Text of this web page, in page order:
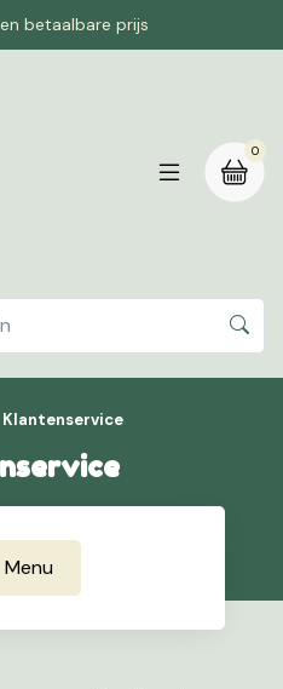
betaalbare prijs
0
Klantenservice
Menu